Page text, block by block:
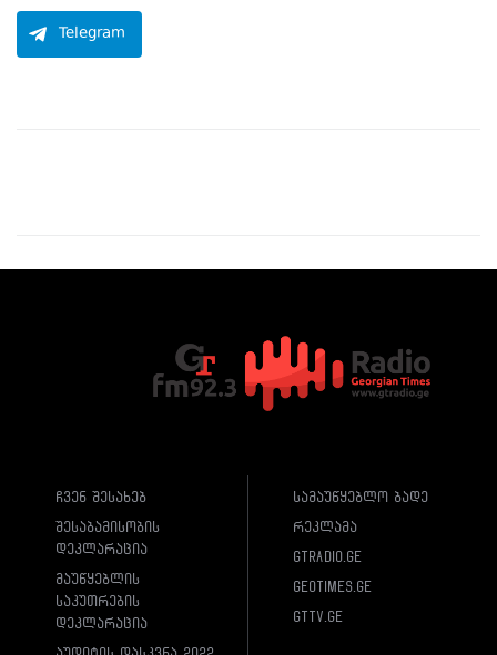
Telegram
ჩვენ შესახებ
შესაბამისობის
დეკლარაცია
მაუწყებლის
საკუთრების
დეკლარაცია
სამაუწყებლო ბადე
რეკლამა
gtradio.ge
geotimes.ge
gttv.ge